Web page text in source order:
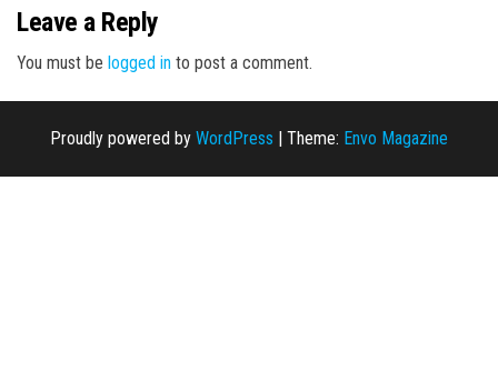
Leave a Reply
You must be logged in to post a comment.
Proudly powered by WordPress | Theme: Envo Magazine